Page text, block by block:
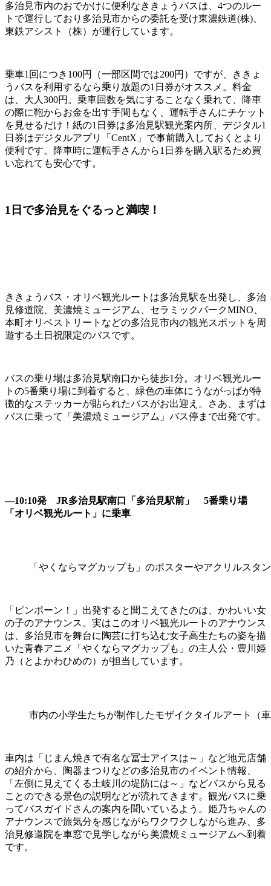
多治見市内のおでかけに便利なききょうバスは、4つのルー
トで運行しており多治見市からの委託を受け東濃鉄道(株)、
東鉄アシスト（株）が運行しています。
乗車1回につき100円（一部区間では200円）ですが、ききょ
うバスを利用するなら乗り放題の1日券がオススメ。料金
は、大人300円。乗車回数を気にすることなく乗れて、降車
の際に鞄からお金を出す手間もなく、運転手さんにチケット
を見せるだけ！紙の1日券は多治見駅観光案内所、デジタル1
日券はデジタルアプリ「CentX」で事前購入しておくとより
便利です。降車時に運転手さんから1日券を購入駅るため買
い忘れても安心です。
1日で多治見をぐるっと満喫！
ききょうバス・オリベ観光ルートは多治見駅を出発し、多治
見修道院、美濃焼ミュージアム、セラミックパークMINO、
本町オリベストリートなどの多治見市内の観光スポットを周
遊する土日祝限定のバスです。
バスの乗り場は多治見駅南口から徒歩1分。オリベ観光ルー
トの5番乗り場に到着すると、緑色の車体にうながっぱが特
徴的なステッカーが貼られたバスがお出迎え。さあ、まずは
バスに乗って「美濃焼ミュージアム」バス停まで出発です。
―10:10発 JR多治見駅南口「多治見駅前」 5番乗り場
「オリベ観光ルート」に乗車
「やくならマグカップも」のポスターやアクリルスタ
「ピンポーン！」出発すると聞こえてきたのは、かわいい女
の子のアナウンス。実はこのオリベ観光ルートのアナウンス
は、多治見市を舞台に陶芸に打ち込む女子高生たちの姿を描
いた青春アニメ「やくならマグカップも」の主人公・豊川姫
乃（とよかわひめの）が担当しています。
市内の小学生たちが制作したモザイクタイルアート（
車内は「じまん焼きで有名な冨士アイスは～」など地元店舗
の紹介から、陶器まつりなどの多治見市のイベント情報、
「左側に見えてくる土岐川の堤防には～」などバスから見る
ことのできる景色の説明などが流れてきます。観光バスに乗
ってバスガイドさんの案内を聞いているよう。姫乃ちゃんの
アナウンスで旅気分を感じながらワクワクしながら進み、多
治見修道院を車窓で見学しながら美濃焼ミュージアムへ到着
です。